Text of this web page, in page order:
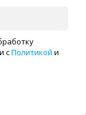
сПолитикой и